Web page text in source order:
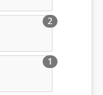
2
1